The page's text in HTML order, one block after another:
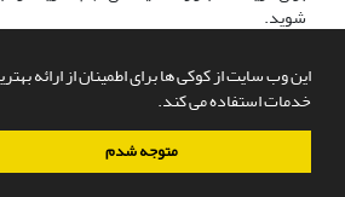
این وب سایت از کوکی ها برای اطمینان از ارائه
خدمات استفاده می کند.
متوجه شدم
شوید.
سامانه مدیریت نشریات علمی.طراحی و پیاده